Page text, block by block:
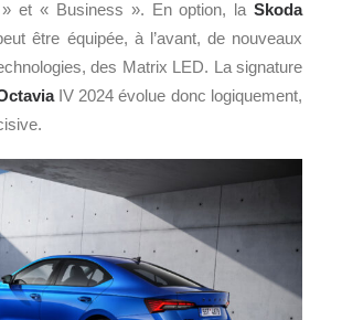
et « Business ». En option, la Skoda
être équipée, à l’avant, de nouveaux
des Matrix LED. La signature
IV 2024 évolue donc logiquement,